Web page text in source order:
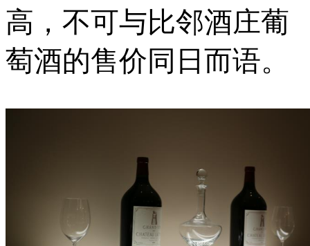
高，不可与比邻酒庄葡
萄酒的售价同日而语。